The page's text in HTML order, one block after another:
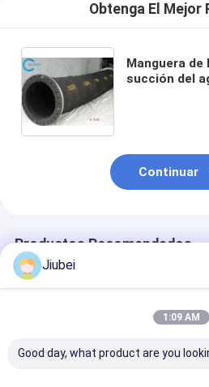
Obtenga El Mejor
Manguera de
succión del
Continuar
Productos Recomendados
Jiubei
1:09 AM
Good day, what product are you